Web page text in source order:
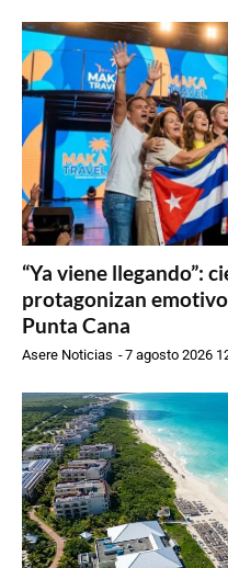
“Ya viene llegando”:
protagonizan
Punta Cana
Asere Noticias -7 agosto 2026